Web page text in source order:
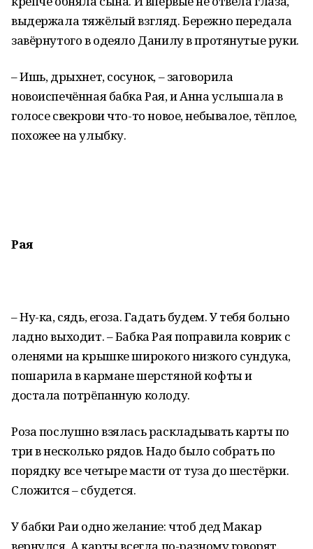
выдержала тяжёлый взгляд. Бережно передала
завёрнутого в одеяло Данилу в протянутые руки.
– Ишь, дрыхнет, сосунок, – заговорила
новоиспечённая бабка Рая, и Анна услышала в
голосе свекрови что-то новое, небывалое, тёплое,
похожее на улыбку.
Рая
– Ну-ка, сядь, егоза. Гадать будем. У тебя больно
ладно выходит. – Бабка Рая поправила коврик с
оленями на крышке широкого низкого сундука,
пошарила в кармане шерстяной кофты и
достала потрёпанную колоду.
Роза послушно взялась раскладывать карты по
три в несколько рядов. Надо было собрать по
порядку все четыре масти от туза до шестёрки.
Сложится – сбудется.
У бабки Раи одно желание: чтоб дед Макар